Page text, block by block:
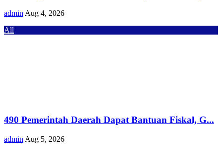
admin Aug 4, 2026
All
490 Pemerintah Daerah Dapat Bantuan Fiskal, G...
admin Aug 5, 2026